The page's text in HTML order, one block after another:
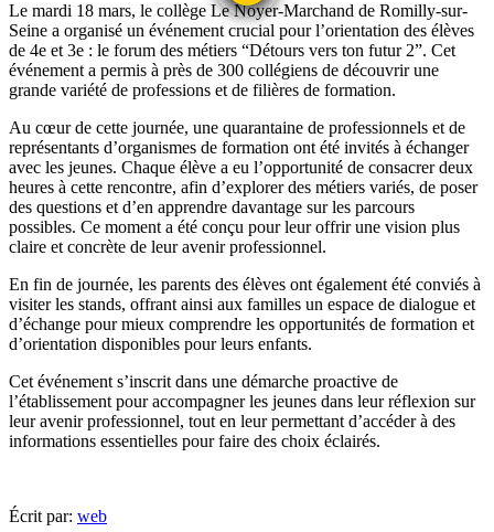
Le mardi 18 mars, le collège Le Noyer-Marchand de Romilly-sur-
Seine a organisé un événement crucial pour l’orientation des élèves
de 4e et 3e : le forum des métiers “Détours vers ton futur 2”. Cet
événement a permis à près de 300 collégiens de découvrir une
grande variété de professions et de filières de formation.
Au cœur de cette journée, une quarantaine de professionnels et de
représentants d’organismes de formation ont été invités à échanger
avec les jeunes. Chaque élève a eu l’opportunité de consacrer deux
heures à cette rencontre, afin d’explorer des métiers variés, de poser
des questions et d’en apprendre davantage sur les parcours
possibles. Ce moment a été conçu pour leur offrir une vision plus
claire et concrète de leur avenir professionnel.
En fin de journée, les parents des élèves ont également été conviés à
visiter les stands, offrant ainsi aux familles un espace de dialogue et
d’échange pour mieux comprendre les opportunités de formation et
d’orientation disponibles pour leurs enfants.
Cet événement s’inscrit dans une démarche proactive de
l’établissement pour accompagner les jeunes dans leur réflexion sur
leur avenir professionnel, tout en leur permettant d’accéder à des
informations essentielles pour faire des choix éclairés.
Écrit par: web